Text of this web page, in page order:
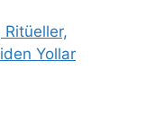
Ritüeller,
Yollar